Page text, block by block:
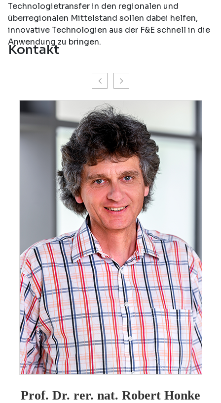
Technologietransfer in den regionalen und
überregionalen Mittelstand sollen dabei helfen,
innovative Technologien aus der F&E schnell in die
Anwendung zu bringen.
Kontakt
Prof. Dr. rer. nat. Robert Honke